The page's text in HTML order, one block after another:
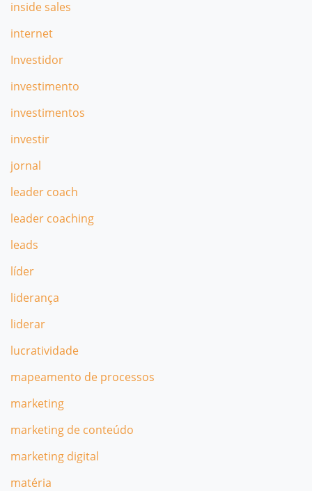
inside sales
internet
Investidor
investimento
investimentos
investir
jornal
leader coach
leader coaching
leads
líder
liderança
liderar
lucratividade
mapeamento de processos
marketing
marketing de conteúdo
marketing digital
matéria